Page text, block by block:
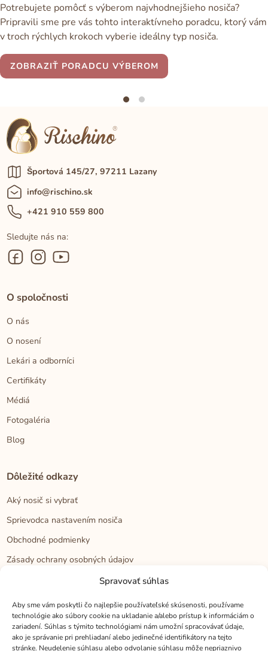
Spravovať súhlas
Aby sme vám poskytli čo najlepšie používateľské skúsenosti, používame
technológie ako súbory cookie na ukladanie a/alebo prístup k informáciám o
zariadení. Súhlas s týmito technológiami nám umožní spracovávať údaje,
ako je správanie pri prehliadaní alebo jedinečné identifikátory na tejto
stránke. Neudelenie súhlasu alebo odvolanie súhlasu môže nepriaznivo
Potrebujete pomôcť s výberom najvhodnejšieho nosiča?
Pripravili sme pre vás tohto interaktívneho poradcu, ktorý vám
v troch rýchlych krokoch vyberie ideálny typ nosiča.
ZOBRAZIŤ PORADCU VÝBEROM
Športová 145/27, 97211 Lazany
info@rischino.sk
+421 910 559 800
Sledujte nás na:
O spoločnosti
O nás
O nosení
Lekári a odborníci
Certifikáty
Médiá
Fotogaléria
Blog
Dôležité odkazy
Aký nosič si vybrať
Sprievodca nastavením nosiča
Obchodné podmienky
Zásady ochrany osobných údajov
Kontakt